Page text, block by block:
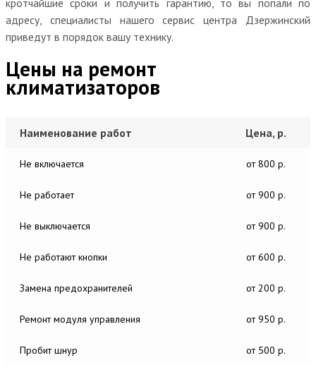
адресу, специалисты нашего сервис центра Дзержинский
приведут в порядок вашу технику.
Цены на ремонт
климатизаторов
Наименование работ Цена, р.
Не включается от 800 р.
Не работает от 900 р.
Не выключается от 900 р.
Не работают кнопки от 600 р.
Замена предохранителей от 200 р.
Ремонт модуля управления от 950 р.
Пробит шнур от 500 р.